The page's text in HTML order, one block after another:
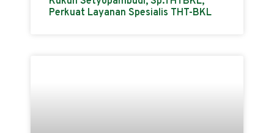
Perkuat Layanan Spesialis THT-BKL